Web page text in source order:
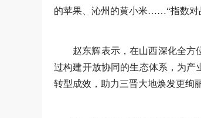
的苹果、沁州的黄小米……“指数对
赵东辉表示，在山西深化全方
过构建开放协同的生态体系，为
转型成效，助力三晋大地焕发更绚